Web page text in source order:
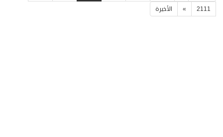
2111
» الأخيرة